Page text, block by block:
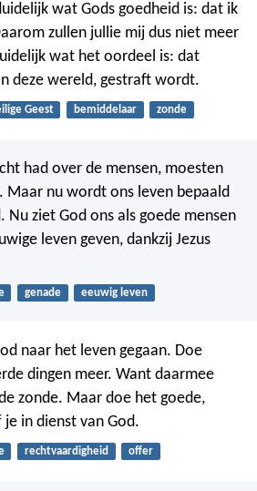
wat Gods goedheid is: dat ik
zullen jullie mij dus niet meer
wat het oordeel is: dat
deze wereld, gestraft wordt.
Geest bemiddelaar zonde
had over de mensen, moesten
Maar nu wordt ons leven bepaald
Nu ziet God ons als goede mensen
leven geven, dankzij Jezus
genade eeuwig leven
naar het leven gegaan. Doe
dingen meer. Want daarmee
zonde. Maar doe het goede,
in dienst van God.
rechtvaardigheid offer